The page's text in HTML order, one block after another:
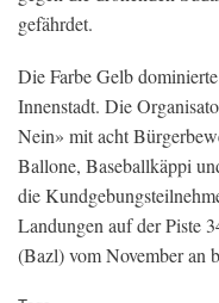
gefährdet.
Die Farbe Gelb
Innenstadt. Die
Nein» mit acht
Ballone, Baseballkäppi
die
Landungen auf der Piste
(Bazl) vom November an